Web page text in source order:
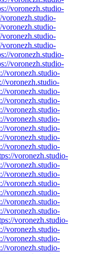
voronezh.studio-
voronezh.studio-
voronezh.studio-
voronezh.studio-
voronezh.studio-
voronezh.studio-
voronezh.studio-
voronezh.studio-
voronezh.studio-
voronezh.studio-
voronezh.studio-
voronezh.studio-
voronezh.studio-
voronezh.studio-
voronezh.studio-
voronezh.studio-
voronezh.studio-
voronezh.studio-
voronezh.studio-
voronezh.studio-
voronezh.studio-
voronezh.studio-
voronezh.studio-
voronezh.studio-
voronezh.studio-
voronezh.studio-
voronezh.studio-